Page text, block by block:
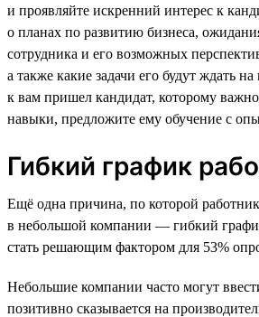
и проявляйте искренний интерес к
о планах по развитию бизнеса,
сотрудника и его возможных
а также какие задачи его будут ждать
к вам пришел кандидат, которому
навыки, предложите ему обучение с
Гибкий график
Ещё одна причина, по которой
в небольшой компании — гибкий
стать решающим фактором для 53%
Небольшие компании часто могут
позитивно сказывается на